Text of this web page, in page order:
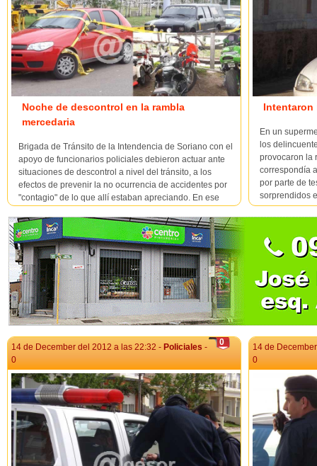
Noche de descontrol en la rambla
mercedaria
Brigada de Tránsito de la Intendencia de Soriano con el
apoyo de funcionarios policiales debieron actuar ante
situaciones de descontrol a nivel del tránsito, a los
efectos de prevenir la no ocurrencia de accidentes por
"contagio" de lo que allí estaban apreciando. En ese
Intentaron
En un
los
provocaron la
correspondía
por parte de
sorprendidos
0
14 de December del 2012 a las 22:32 - Policiales -
0
14 de
0